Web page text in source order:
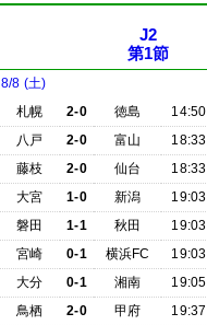
J2
第1節
8/8 (土)
札幌
2-0 徳島 14:50
八戸
2-0 富山 18:33
藤枝
2-0 仙台 18:33
大宮
1-0 新潟 19:03
磐田
1-1 秋田 19:03
宮崎
0-1 横浜FC 19:03
大分
0-1 湘南 19:05
鳥栖
2-0 甲府 19:37